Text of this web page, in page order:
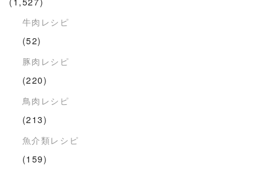
牛肉レシピ
(52)
豚肉レシピ
(220)
鳥肉レシピ
(213)
魚介類レシピ
(159)